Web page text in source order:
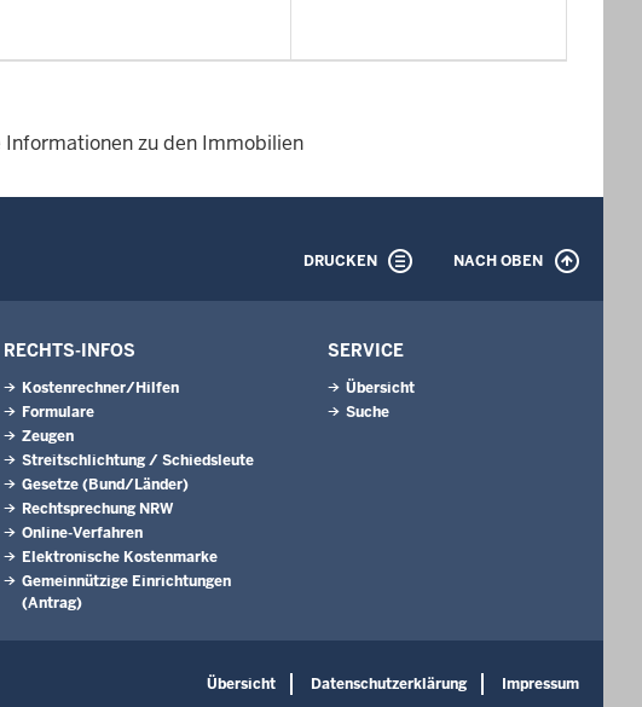
zu den Immobilien
DRUCKEN NACH OBEN
RECHTS-INFOS
Kostenrechner/Hilfen
Formulare
Zeugen
Streitschlichtung / Schiedsleute
Gesetze (Bund/Länder)
Rechtsprechung NRW
Online-Verfahren
Elektronische Kostenmarke
Gemeinnützige Einrichtungen
(Antrag)
SERVICE
Übersicht
Suche
Übersicht Datenschutzerklärung Impressum